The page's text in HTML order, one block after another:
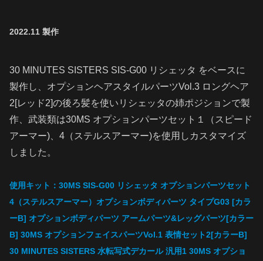
2022.11 製作
30 MINUTES SISTERS SIS-G00 リシェッタ をベースに
製作し、オプションヘアスタイルパーツVol.3 ロングヘア
2[レッド2]の後ろ髪を使いリシェッタの姉ポジションで製
作、武装類は30MS オプションパーツセット１（スピード
アーマー)、4（ステルスアーマー)を使用しカスタマイズ
しました。
使用キット：30MS SIS-G00 リシェッタ オプションパーツセット
4（ステルスアーマー）オプションボディパーツ タイプG03 [カラ
ーB] オプションボディパーツ アームパーツ&レッグパーツ[カラー
B] 30MS オプションフェイスパーツVol.1 表情セット2[カラーB]
30 MINUTES SISTERS 水転写式デカール 汎用1 30MS オプショ